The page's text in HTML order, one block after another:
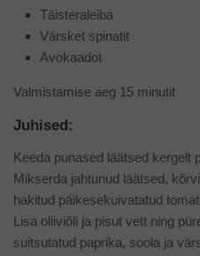
Täisteraleiba
Värsket spinatit
Avokaadot
Valmistamise aeg 15 minutit
Juhised:
Keeda punased läätsed kergelt
Mikserda jahtunud läätsed,
hakitud päikesekuivatatud
Lisa oliiviõli ja pisut vett ning
suitsutatud paprika, soola ja